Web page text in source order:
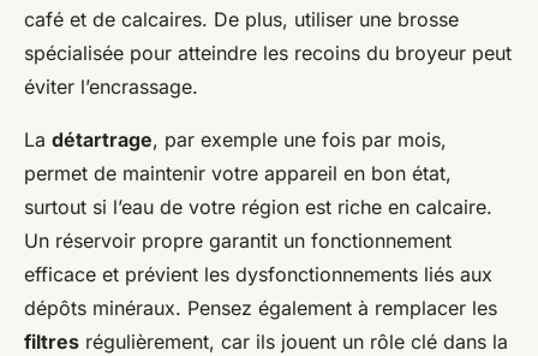
café et de calcaires. De plus, utiliser une brosse
spécialisée pour atteindre les recoins du broyeur peut
éviter l’encrassage.
La détartrage, par exemple une fois par mois,
permet de maintenir votre appareil en bon état,
surtout si l’eau de votre région est riche en calcaire.
Un réservoir propre garantit un fonctionnement
efficace et prévient les dysfonctionnements liés aux
dépôts minéraux. Pensez également à remplacer les
filtres régulièrement, car ils jouent un rôle clé dans la